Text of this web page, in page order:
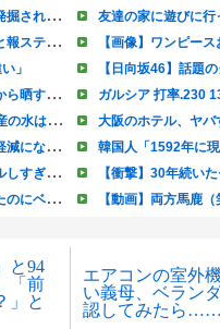
と94
「前
」と
エアコンの室外
い義母、ベラン
認してみたら……